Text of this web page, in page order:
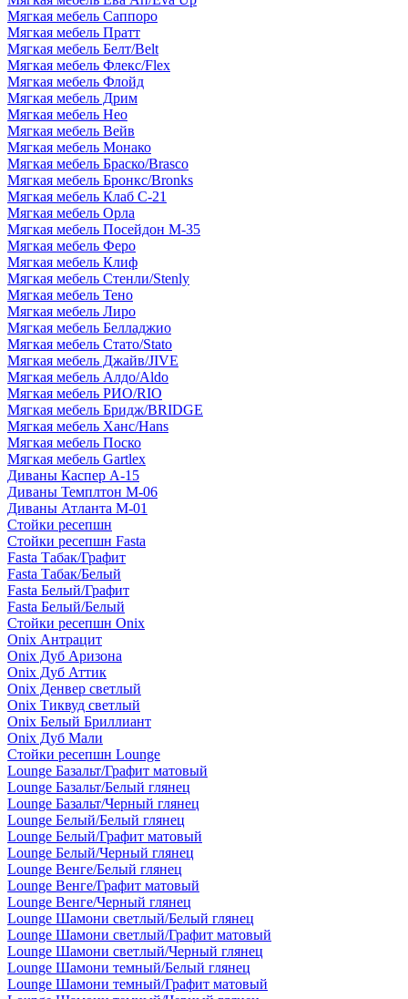
Мягкая мебель Саппоро
Мягкая мебель Пратт
Мягкая мебель Белт/Belt
Мягкая мебель Флекс/Flex
Мягкая мебель Флойд
Мягкая мебель Дрим
Мягкая мебель Нео
Мягкая мебель Вейв
Мягкая мебель Монако
Мягкая мебель Браско/Brasco
Мягкая мебель Бронкс/Bronks
Мягкая мебель Клаб С-21
Мягкая мебель Орла
Мягкая мебель Посейдон М-35
Мягкая мебель Феро
Мягкая мебель Клиф
Мягкая мебель Стенли/Stenly
Мягкая мебель Тено
Мягкая мебель Лиро
Мягкая мебель Белладжио
Мягкая мебель Стато/Stato
Мягкая мебель Джайв/JIVE
Мягкая мебель Алдо/Aldo
Мягкая мебель РИО/RIO
Мягкая мебель Бридж/BRIDGE
Мягкая мебель Ханс/Hans
Мягкая мебель Поско
Мягкая мебель Gartlex
Диваны Каспер А-15
Диваны Темплтон М-06
Диваны Атланта М-01
Стойки ресепшн
Стойки ресепшн Fasta
Fasta Табак/Графит
Fasta Табак/Белый
Fasta Белый/Графит
Fasta Белый/Белый
Стойки ресепшн Onix
Onix Антрацит
Onix Дуб Аризона
Onix Дуб Аттик
Onix Денвер светлый
Onix Тиквуд светлый
Onix Белый Бриллиант
Onix Дуб Мали
Стойки ресепшн Lounge
Lounge Базальт/Графит матовый
Lounge Базальт/Белый глянец
Lounge Базальт/Черный глянец
Lounge Белый/Белый глянец
Lounge Белый/Графит матовый
Lounge Белый/Черный глянец
Lounge Венге/Белый глянец
Lounge Венге/Графит матовый
Lounge Венге/Черный глянец
Lounge Шамони светлый/Белый глянец
Lounge Шамони светлый/Графит матовый
Lounge Шамони светлый/Черный глянец
Lounge Шамони темный/Белый глянец
Lounge Шамони темный/Графит матовый